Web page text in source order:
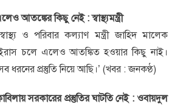
আতঙ্কের কিছু নেই : স্বাস্থ্যমন্ত্রী
ও পরিবার কল্যাণ মন্ত্রী জাহিদ মালেক
চলে এলেও আতঙ্কিত হওয়ার কিছু নাই।
প্রস্তুতি নিয়ে আছি।’ (খবর : জনকণ্ঠ)
সরকারের প্রস্তুতির ঘাটতি নেই : ওবায়দুল